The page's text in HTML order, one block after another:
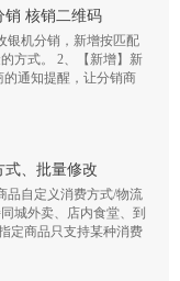
销 核销二维码
银机分销，新增按匹配
方式。 2、【新增】新
通知提醒，让分销商
式、批量修改
品自定义消费方式/物流
城外卖、店内食堂、到
定商品只支持某种消费